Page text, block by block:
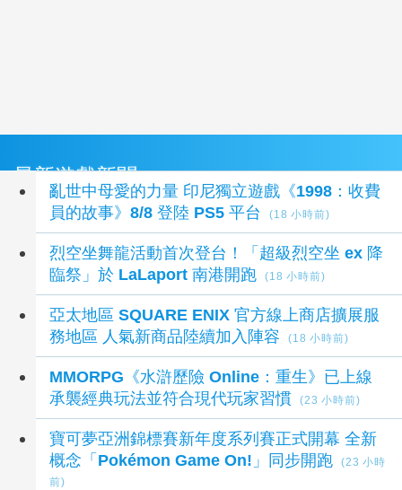
最新遊戲新聞
亂世中母愛的力量 印尼獨立遊戲《1998：收費
員的故事》8/8 登陸 PS5 平台
(18 小時前)
烈空坐舞龍活動首次登台！「超級烈空坐 ex 降
臨祭」於 LaLaport 南港開跑
(18 小時前)
亞太地區 SQUARE ENIX 官方線上商店擴展服
務地區 人氣新商品陸續加入陣容
(18 小時前)
MMORPG《水滸歷險 Online：重生》已上線
承襲經典玩法並符合現代玩家習慣
(23 小時前)
寶可夢亞洲錦標賽新年度系列賽正式開幕 全新
概念「Pokémon Game On!」同步開跑
(23 小時
前)